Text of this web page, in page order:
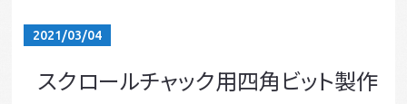
2021/03/04
スクロールチャック用四角ビット製作